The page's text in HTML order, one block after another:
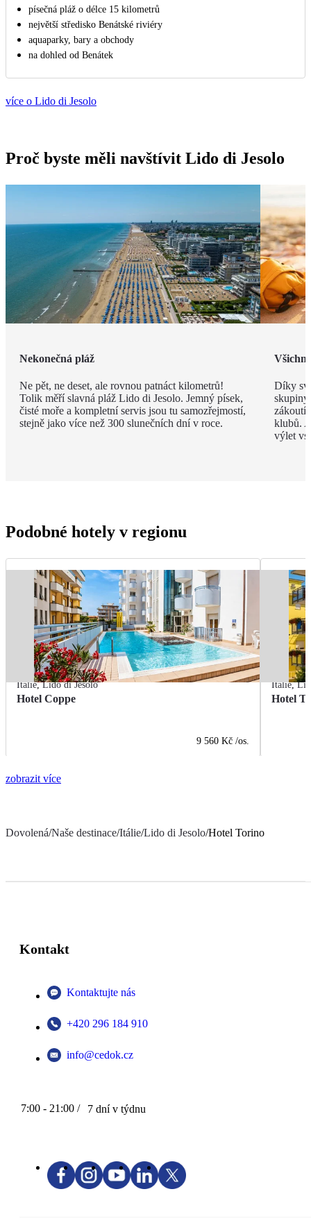
písečná pláž o délce 15 kilometrů
největší středisko Benátské riviéry
aquaparky, bary a obchody
na dohled od Benátek
více o Lido di Jesolo
Proč byste měli navštívit Lido di Jesolo
Nekonečná pláž
Ne pět, ne deset, ale rovnou patnáct kilometrů!
Tolik měří slavná pláž Lido di Jesolo. Jemný písek,
čisté moře a kompletní servis jsou tu samozřejmostí,
stejně jako více než 300 slunečních dní v roce.
Díky
zákoutí,
klubů.
výlet
Podobné hotely v regionu
Itálie,Lido di Jesolo
Hotel Coppe
9 560 Kč /os.
Itálie,
Hotel
zobrazit více
Dovolená/Naše destinace/Itálie/Lido di Jesolo/Hotel Torino
Kontakt
Kontaktujte nás
+420 296 184 910
info@cedok.cz
7:00 - 21:00 / 7 dní v týdnu